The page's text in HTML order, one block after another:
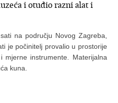
i otuđio razni alat i
na području Novog Zagreba,
je počinitelj provalio u prostorije
mjerne instrumente. Materijalna
kuna.